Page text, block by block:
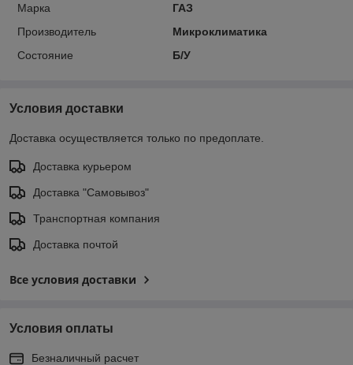
Марка
ГАЗ
Производитель
Микроклиматика
Состояние
Б/У
Условия доставки
Доставка осуществляется только по предоплате.
Доставка курьером
Доставка "Самовывоз"
Транспортная компания
Доставка почтой
Все условия доставки
Условия оплаты
Безналичный расчет